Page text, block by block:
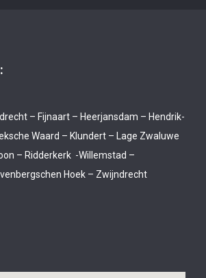
– Fijnaart – Heerjansdam – Hendrik-
Waard – Klundert – Lage Zwaluwe
– Ridderkerk -Willemstad –
Hoek – Zwijndrecht